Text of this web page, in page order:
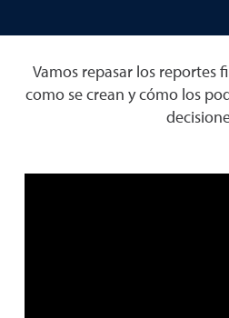
Vamos repasar los reportes
como se crean y cómo los